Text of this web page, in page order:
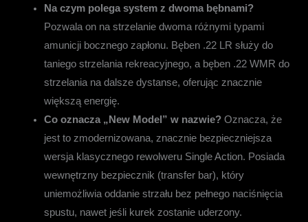
Na czym polega system z dwoma bębnami?
Pozwala on na strzelanie dwoma różnymi typami
amunicji bocznego zapłonu. Bęben .22 LR służy do
taniego strzelania rekreacyjnego, a bęben .22 WMR do
strzelania na dalsze dystanse, oferując znacznie
większą energię.
Co oznacza „New Model” w nazwie?Oznacza, że
jest to zmodernizowana, znacznie bezpieczniejsza
wersja klasycznego rewolweru Single Action. Posiada
wewnętrzny bezpiecznik (transfer bar), który
uniemożliwia oddanie strzału bez pełnego naciśnięcia
spustu, nawet jeśli kurek zostanie uderzony.